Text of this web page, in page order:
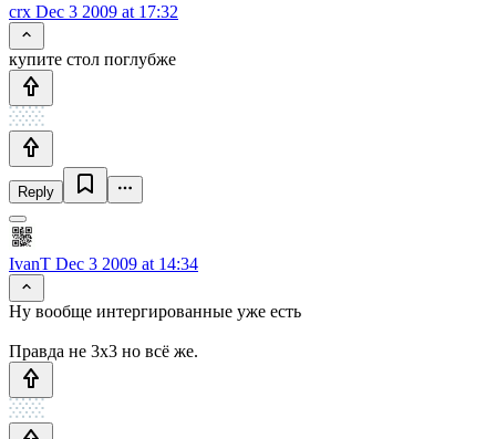
crx Dec 3 2009 at 17:32
купите стол поглубже
Reply
IvanT Dec 3 2009 at 14:34
Ну вообще интергированные уже есть
Правда не 3х3 но всё же.